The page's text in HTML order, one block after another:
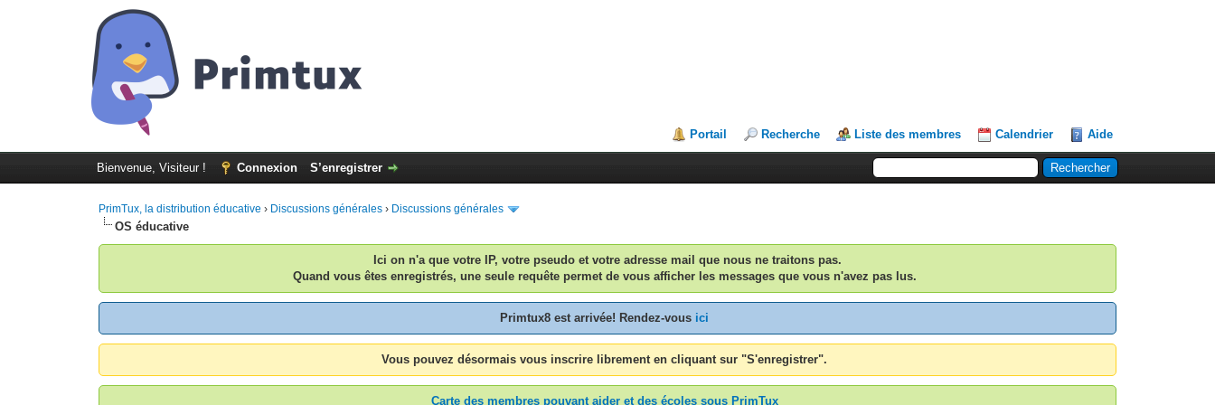
Portail Recherche Liste des membres Calendrier Aide
Bienvenue, Visiteur ! Connexion S’enregistrer
PrimTux, la distribution éducative › Discussions générales › Discussions générales
OS éducative
Ici on n'a que votre IP, votre pseudo et votre adresse mail que nous ne traitons pas.
Quand vous êtes enregistrés, une seule requête permet de vous afficher les messages que vous n'avez pas lus.
Primtux8 est arrivée! Rendez-vous ici
Vous pouvez désormais vous inscrire librement en cliquant sur "S'enregistrer".
Carte des membres pouvant aider et des écoles sous PrimTux